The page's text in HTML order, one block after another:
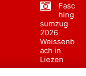
Fasc
hing
sumzug
2026
Weissenb
ach in
Liezen